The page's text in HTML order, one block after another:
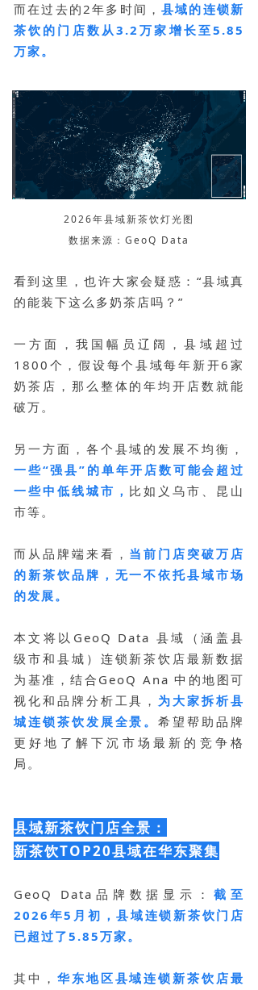
而在过去的2年多时间，县域的连锁新
茶饮的门店数从3.2万家增长至5.85
万家。
2026年县域新茶饮灯光图
数据来源：GeoQ Data
看到这里，也许大家会疑惑：“县域真
的能装下这么多奶茶店吗？”
一方面，我国幅员辽阔，县域超过
1800个，假设每个县域每年新开6家
奶茶店，那么整体的年均开店数就能
破万。
另一方面，各个县域的发展不均衡，
一些“强县”的单年开店数可能会超过
一些中低线城市， 比如义乌市、昆山
市等。
而从品牌端来看， 当前门店突破万店
的新茶饮品牌，无一不依托县域市场
的发展。
本文将以GeoQ Data 县域（涵盖县
级市和县城）连锁新茶饮店最新数据
为基准，结合GeoQ Ana 中的地图可
视化和品牌分析工具， 为大家拆析县
城连锁茶饮发展全景。希望帮助品牌
更好地了解下沉市场最新的竞争格
局。
县域新茶饮门店全景：
新茶饮TOP20县域在华东聚集
GeoQ Data品牌数据显示：截至
2026年5月初，县域连锁新茶饮门店
已超过了5.85万家。
其中， 华东地区县域连锁新茶饮店最